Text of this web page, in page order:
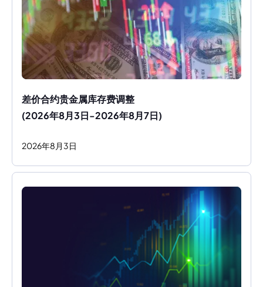
差价合约贵金属库存费调整
(2026年8月3日-2026年8月7日)
2026年8 月 3日